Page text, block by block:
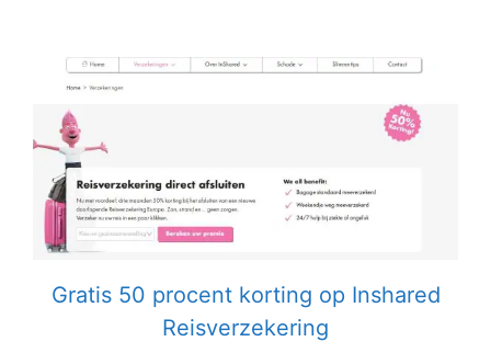
Gratis 50 procent korting op Inshared
Reisverzekering